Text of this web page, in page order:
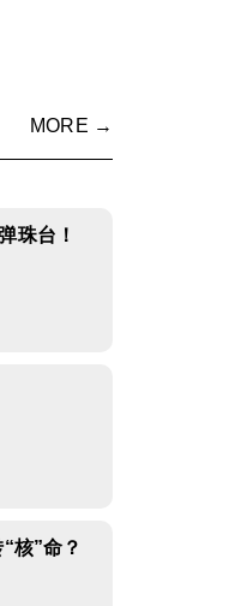
MORE →
珠台！
核”命？